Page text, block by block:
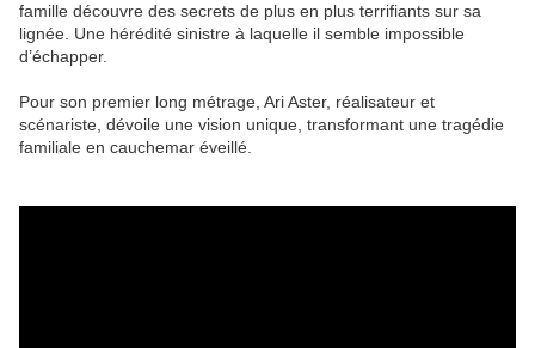
famille découvre des secrets de plus en plus terrifiants sur sa
lignée. Une hérédité sinistre à laquelle il semble impossible
d’échapper.
Pour son premier long métrage, Ari Aster, réalisateur et
scénariste, dévoile une vision unique, transformant une tragédie
familiale en cauchemar éveillé.